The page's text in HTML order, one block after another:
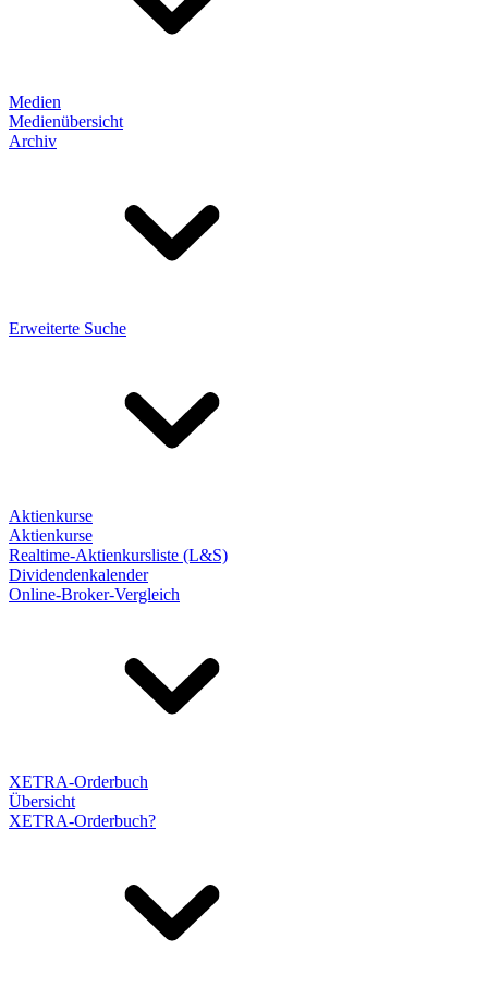
Medien
Medienübersicht
Archiv
Erweiterte Suche
Aktienkurse
Aktienkurse
Realtime-Aktienkursliste (L&S)
Dividendenkalender
Online-Broker-Vergleich
XETRA-Orderbuch
Übersicht
XETRA-Orderbuch?